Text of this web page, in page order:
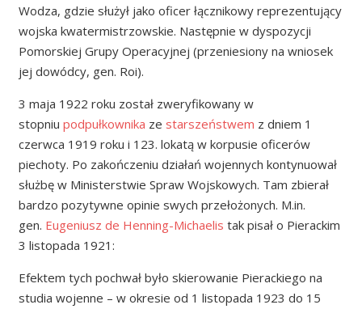
Wodza, gdzie służył jako oficer łącznikowy reprezentujący
wojska kwatermistrzowskie. Następnie w dyspozycji
Pomorskiej Grupy Operacyjnej (przeniesiony na wniosek
jej dowódcy, gen. Roi).
3 maja 1922 roku został zweryfikowany w
stopniu podpułkownika ze starszeństwem z dniem 1
czerwca 1919 roku i 123. lokatą w korpusie oficerów
piechoty. Po zakończeniu działań wojennych kontynuował
służbę w Ministerstwie Spraw Wojskowych. Tam zbierał
bardzo pozytywne opinie swych przełożonych. M.in.
gen. Eugeniusz de Henning-Michaelis tak pisał o Pierackim
3 listopada 1921:
Efektem tych pochwał było skierowanie Pierackiego na
studia wojenne – w okresie od 1 listopada 1923 do 15